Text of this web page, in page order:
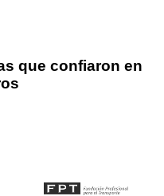
que confiaron en